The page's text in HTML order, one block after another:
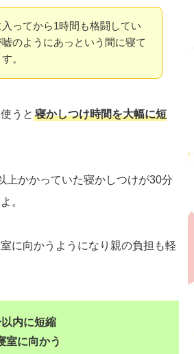
ってから1時間も格闘してい
のようにあっという間に寝て
。
うと寝かしつけ時間を大幅に短
上かかっていた寝かしつけが30分
。
に向かうようになり親の負担も軽
内に短縮
室に向かう